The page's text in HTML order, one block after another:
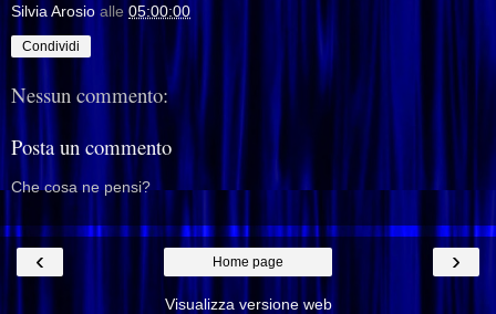
Silvia Arosio alle 05:00:00
Condividi
Nessun commento:
Posta un commento
Che cosa ne pensi?
‹ ›
Home page
Visualizza versione web